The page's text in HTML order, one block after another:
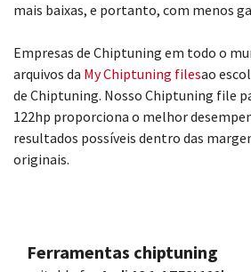
mais baixas, e portanto, com menos
Empresas de Chiptuning em todo o
arquivos da My Chiptuning filesao
de Chiptuning. Nosso Chiptuning file
122hp proporciona o melhor
resultados possíveis dentro das
originais.
Ferramentas chiptuning